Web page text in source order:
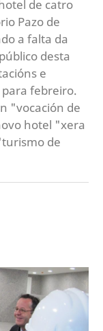
de catro
Pazo de
a falta da
desta
e
febreiro.
"vocación de
hotel "xera
de